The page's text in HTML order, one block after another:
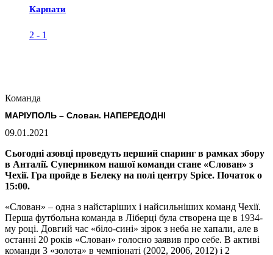
Карпати
2 - 1
Команда
МАРІУПОЛЬ – Слован. НАПЕРЕДОДНІ
09.01.2021
Сьогодні азовці проведуть перший спаринг в рамках збору
в Анталії. Суперником нашої команди стане «Слован» з
Чехії. Гра пройде в Белеку на полі центру Spice. Початок о
15:00.
«Слован» – одна з найстаріших і найсильніших команд Чехії.
Перша футбольна команда в Ліберці була створена ще в 1934-
му році. Довгий час «біло-сині» зірок з неба не хапали, але в
останні 20 років «Слован» голосно заявив про себе. В активі
команди 3 «золота» в чемпіонаті (2002, 2006, 2012) і 2